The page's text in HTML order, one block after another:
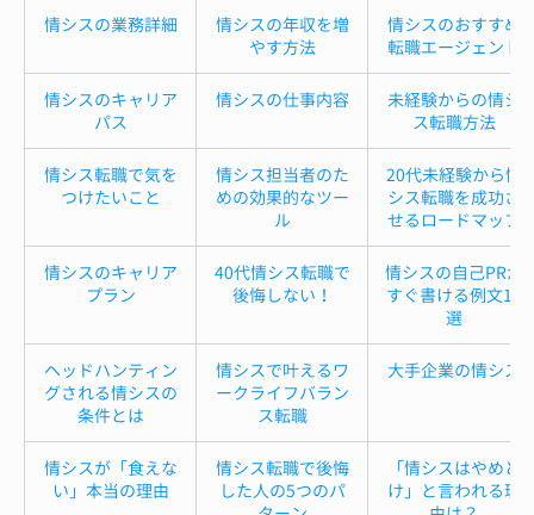
情シスの業務詳細
情シスの年収を増
やす方法
情シスのおすすめ
転職エージェント
情シスのキャリア
パス
情シスの仕事内容
未経験からの情シ
ス転職方法
情シス転職で気を
つけたいこと
情シス担当者のた
めの効果的なツー
ル
20代未経験から情
シス転職を成功さ
せるロードマップ
情シスのキャリア
プラン
40代情シス転職で
後悔しない！
情シスの自己PRが
すぐ書ける例文12
選
ヘッドハンティン
グされる情シスの
条件とは
情シスで叶えるワ
ークライフバラン
ス転職
大手企業の情シス
情シスが「食えな
い」本当の理由
情シス転職で後悔
した人の5つのパ
「情シスはやめと
け」と言われる理